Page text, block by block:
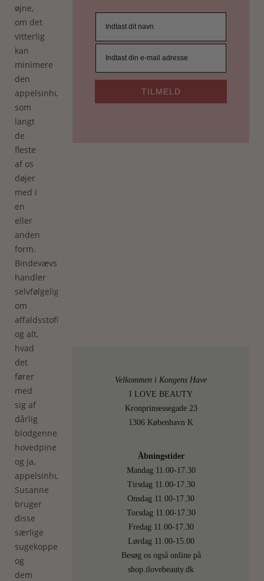
øjne,
om det
vitterlig
kan
minimere
den
appelsinhud,
som
langt
de
fleste
af os
døjer
med i
en
eller
anden
form.
Bindevævsmassage
handler
selvfølgelig
om
affaldsstoffer
og alt,
hvad
det
fører
med
sig af
dårlig
blodgennemstrømning,
hovedpine
og ja,
appelsinhud.
Susanne
bruger
disse
særlige
sugekopper,
og
dem
TILMELD
Velkommen i Kongens Have
I LOVE BEAUTY
Kronprinsessegade 23
1306 København K
Åbningstider
Mandag 11.00-17.30
Tirsdag 11.00-17.30
Onsdag 11.00-17.30
Torsdag 11.00-17.30
Fredag 11.00-17.30
Lørdag 11.00-15.00
Besøg os også online på
shop.ilovebeauty.dk